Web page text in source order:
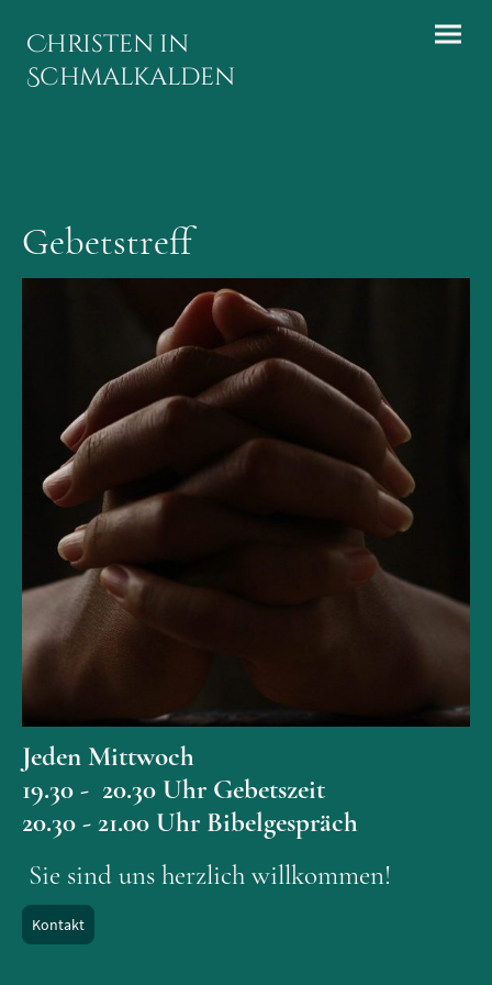
Christen in
Schmalkalden
Gebetstreff
Jeden Mittwoch
19.30 - 20.30 Uhr Gebetszeit
20.30 - 21.00 Uhr Bibelgespräch
Sie sind uns herzlich willkommen!
Kontakt